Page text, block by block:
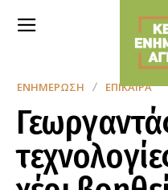
ΕΝΗΜΈΡΩΣΗ ΕΠΊΚΑΙΡΑ